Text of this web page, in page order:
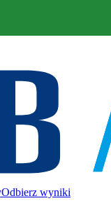
Odbierz wyniki